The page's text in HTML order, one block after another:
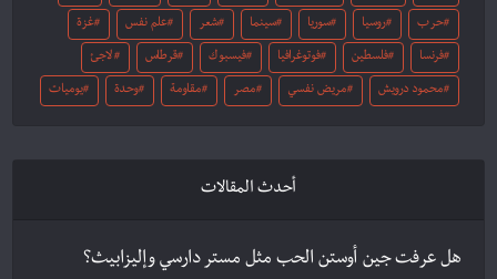
حرب روسيا سوريا سينما شعر علم نفس غزة
فرنسا فلسطين فوتوغرافيا فيسبوك قرطاس لاجئ
محمود درويش مريض نفسي مصر مقاومة وحدة يوميات
أحدث المقالات
هل عرفت جين أوستن الحب مثل مستر دارسي وإليزابيث؟